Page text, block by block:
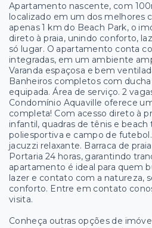
Apartamento nascente, com
localizado em um dos melhores
apenas 1 km do Beach Park, o
direto à praia, unindo conforto,
só lugar. O apartamento conta
integradas, em um ambiente
Varanda espaçosa e bem
Banheiros completos com
equipada. Área de serviço. 2
Condomínio Aquaville oferece
completa! Com acesso direto à
infantil, quadras de tênis e beach
poliesportiva e campo de
jacuzzi relaxante. Barraca de
Portaria 24 horas, garantindo
apartamento é ideal para quem
lazer e contato com a natureza,
conforto. Entre em contato
visita.
Conheça outras opções de